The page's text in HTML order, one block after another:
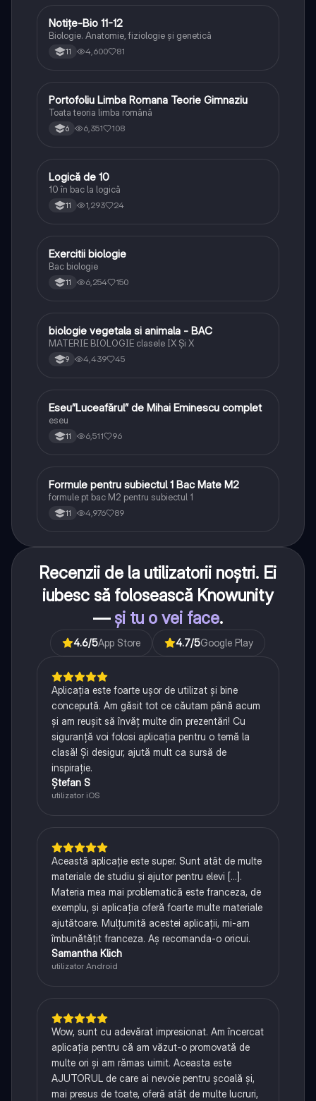
Biologie
Notițe-Bio 11-12
Biologie. Anatomie, fiziologie și genetică
11 4,600 81
Limba și literatura română
Portofoliu Limba Romana Teorie Gimnaziu
Toata teoria limba română
6 6,351 108
Logică
Logică de 10
10 în bac la logică
11 1,293 24
Biologie
Exercitii biologie
Bac biologie
11 6,254 150
Biologie
biologie vegetala si animala - BAC
MATERIE BIOLOGIE clasele IX Şi X
9 4,439 45
Limba și literatura română
Eseu”Luceafărul” de Mihai Eminescu complet
eseu
11 6,511 96
Matematică
Formule pentru subiectul 1 Bac Mate M2
formule pt bac M2 pentru subiectul 1
11 4,976 89
Recenzii de la utilizatorii noștri. Ei
iubesc să folosească Knowunity
— și tu o vei face.
4.6/5App Store 4.7/5Google Play
Aplicația este foarte ușor de utilizat și bine
concepută. Am găsit tot ce căutam până acum
și am reușit să învăț multe din prezentări! Cu
siguranță voi folosi aplicația pentru o temă la
clasă! Și desigur, ajută mult ca sursă de
inspirație.
Ștefan S
utilizator iOS
Această aplicație este super. Sunt atât de multe
materiale de studiu și ajutor pentru elevi [...].
Materia mea mai problematică este franceza, de
exemplu, și aplicația oferă foarte multe materiale
ajutătoare. Mulțumită acestei aplicații, mi-am
îmbunătățit franceza. Aș recomanda-o oricui.
Samantha Klich
utilizator Android
Wow, sunt cu adevărat impresionat. Am încercat
aplicația pentru că am văzut-o promovată de
multe ori și am rămas uimit. Aceasta este
AJUTORUL de care ai nevoie pentru școală și,
mai presus de toate, oferă atât de multe lucruri,